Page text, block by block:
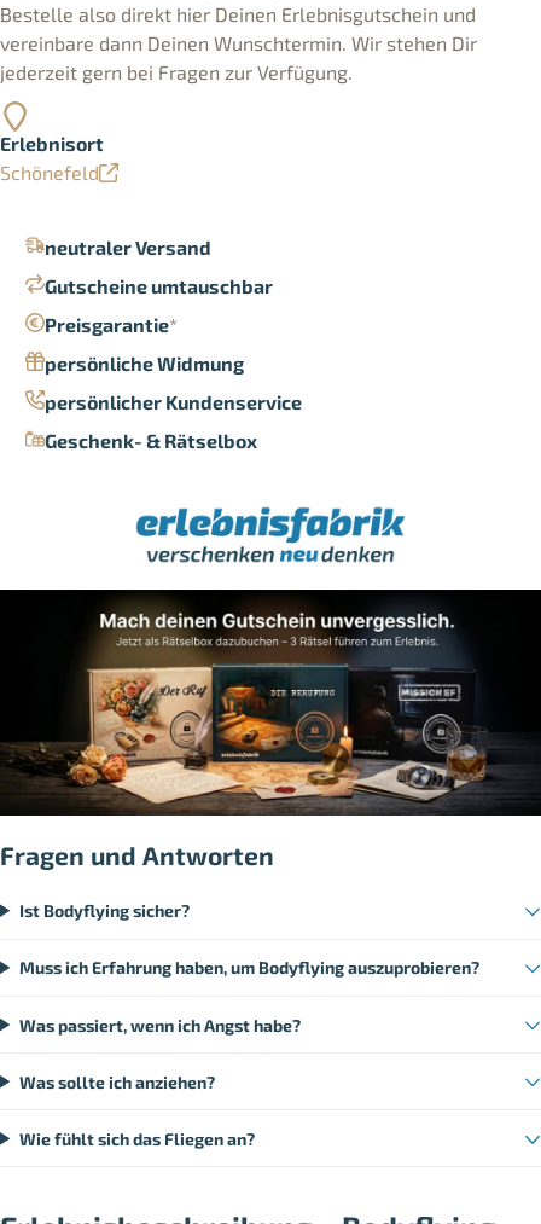
neutraler Versand
Gutscheine umtauschbar
Preisgarantie*
persönliche Widmung
persönlicher Kundenservice
Geschenk- & Rätselbox
Bestelle also direkt hier Deinen Erlebnisgutschein und
vereinbare dann Deinen Wunschtermin. Wir stehen Dir
jederzeit gern bei Fragen zur Verfügung.
Erlebnisort
Schönefeld
Fragen und Antworten
Ist Bodyflying sicher?
Muss ich Erfahrung haben, um Bodyflying auszuprobieren?
Was passiert, wenn ich Angst habe?
Was sollte ich anziehen?
Wie fühlt sich das Fliegen an?